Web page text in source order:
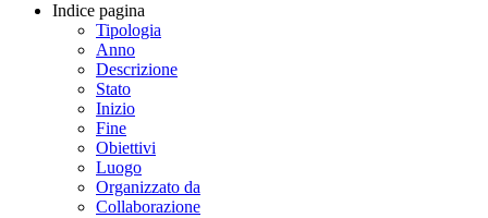
Indice pagina
Tipologia
Anno
Descrizione
Stato
Inizio
Fine
Obiettivi
Luogo
Organizzato da
Collaborazione